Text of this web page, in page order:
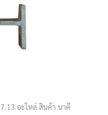
7.13 อะไหล่ สินค้า นาคี